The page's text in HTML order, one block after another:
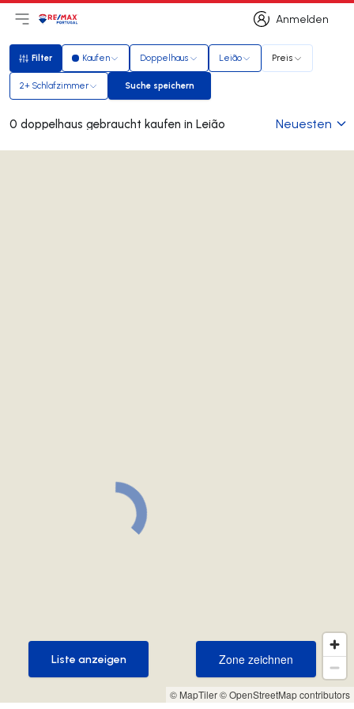
Anmelden
Anmelden
Hauptmenü öffnen
LogoZur Startseite
Filter
Filter Kaufen Doppelhaus Leião Preis
2+ Schlafzimmer Suche speichern
Suche speichern
0 doppelhaus gebraucht kaufen in Leião Neuesten
© MapTiler© OpenStreetMap contributors
Zone zeichnen
Zone zeichnen
Liste anzeigen
Liste anzeigen